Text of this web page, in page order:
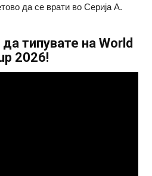
да се врати во Серија А.
типувате на World
2026!